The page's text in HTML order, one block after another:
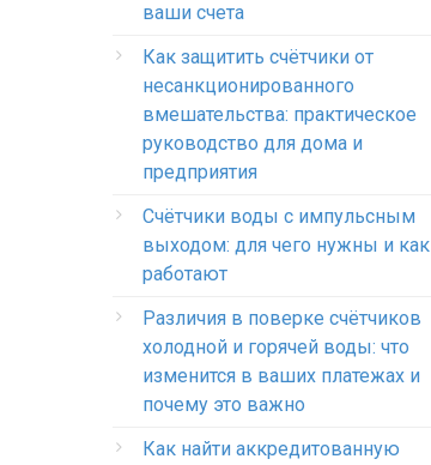
ваши счета
Как защитить счётчики от
несанкционированного
вмешательства: практическое
руководство для дома и
предприятия
Счётчики воды с импульсным
выходом: для чего нужны и как
работают
Различия в поверке счётчиков
холодной и горячей воды: что
изменится в ваших платежах и
почему это важно
Как найти аккредитованную